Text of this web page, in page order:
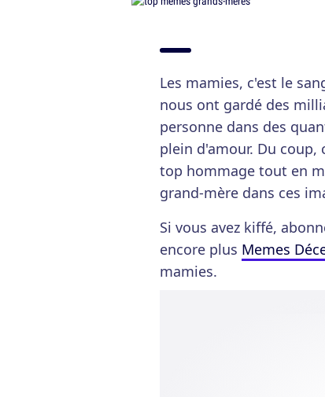
Les mamies, c'est le
nous ont gardé des
personne dans des
plein d'amour. Du
top hommage tout en
grand-mère dans ces
Si vous avez kiffé,
encore plus Memes
mamies.